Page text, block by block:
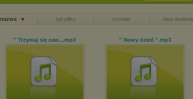
nazwa typ pliku rozmiar data dodania
'' Trzymaj się zaw....mp3 '' Nowy dzień ''.mp3